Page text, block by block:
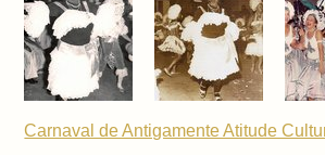
Carnaval de Antigamente Atitude